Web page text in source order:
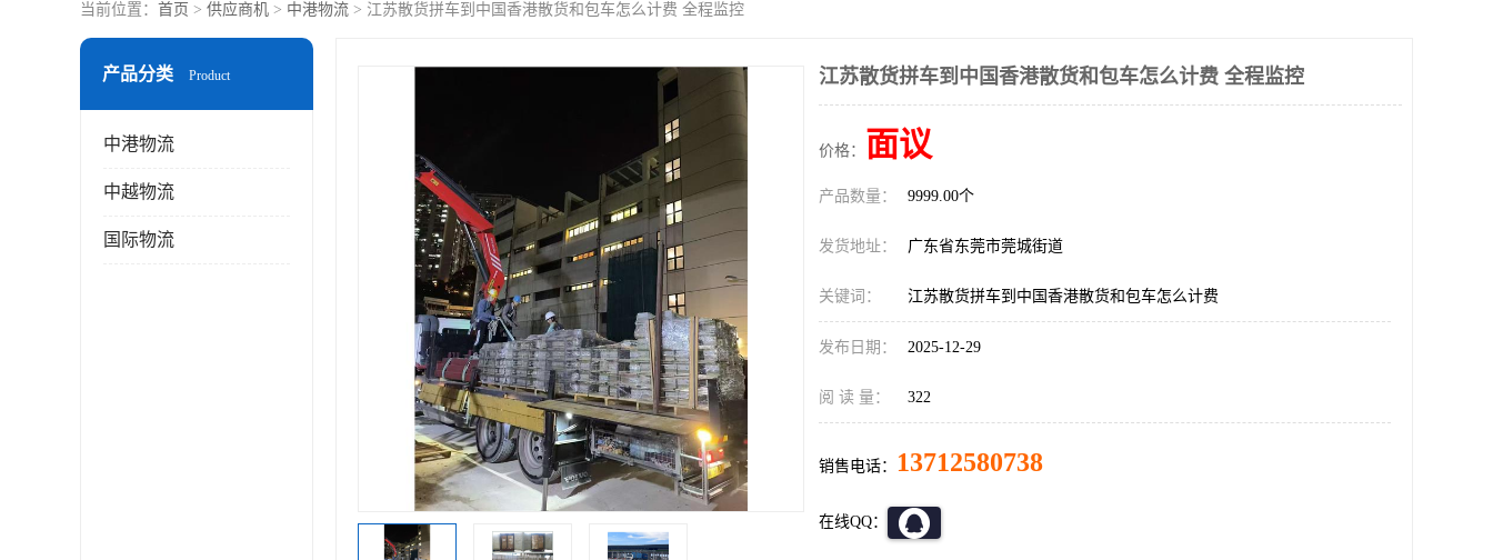
当前位置： 首页 > 供应商机 > 中港物流 > 江苏散货拼车到中国香港散货和包车怎么计费 全程监控
产品分类 Product
中港物流
中越物流
国际物流
江苏散货拼车到中国香港散货和包车怎么计费 全程监控
价格： 面议
产品数量： 9999.00个
发货地址： 广东省东莞市莞城街道
关键词： 江苏散货拼车到中国香港散货和包车怎么计费
发布日期： 2025-12-29
阅 读 量： 322
销售电话： 13712580738
在线QQ：